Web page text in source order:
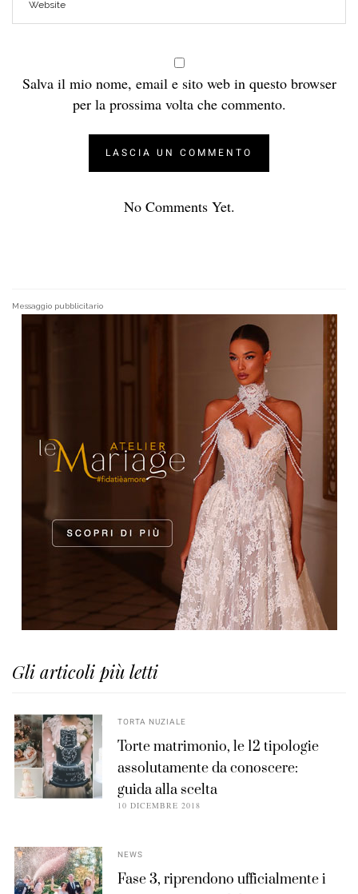
Salva il mio nome, email e sito web in questo browser
per la prossima volta che commento.
No Comments Yet.
Messaggio pubblicitario
Gli articoli più letti
TORTA NUZIALE
Torte matrimonio, le 12 tipologie
assolutamente da conoscere:
guida alla scelta
10 DICEMBRE 2018
NEWS
Fase 3, riprendono ufficialmente i